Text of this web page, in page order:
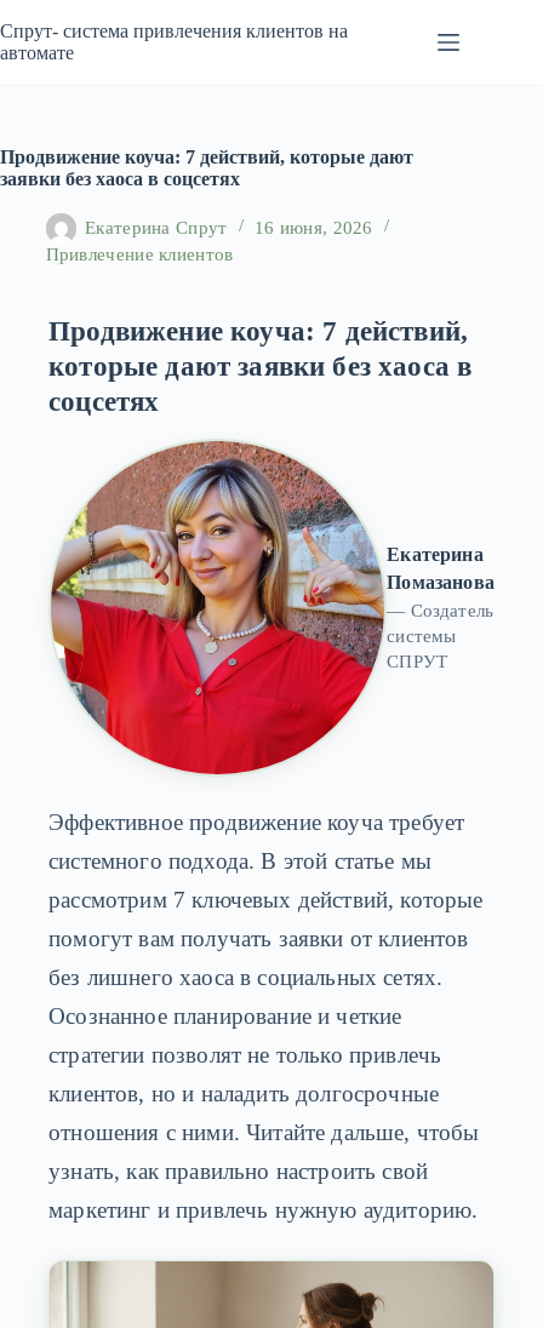
к
сути
Спрут- система привлечения клиентов на
автомате
Продвижение коуча: 7 действий, которые дают
заявки без хаоса в соцсетях
Екатерина Спрут
16 июня, 2026
Привлечение клиентов
Продвижение коуча: 7 действий,
которые дают заявки без хаоса в
соцсетях
Екатерина
Помазанова
— Создатель
системы
СПРУТ
Эффективное продвижение коуча требует
системного подхода. В этой статье мы
рассмотрим 7 ключевых действий, которые
помогут вам получать заявки от клиентов
без лишнего хаоса в социальных сетях.
Осознанное планирование и четкие
стратегии позволят не только привлечь
клиентов, но и наладить долгосрочные
отношения с ними. Читайте дальше, чтобы
узнать, как правильно настроить свой
маркетинг и привлечь нужную аудиторию.